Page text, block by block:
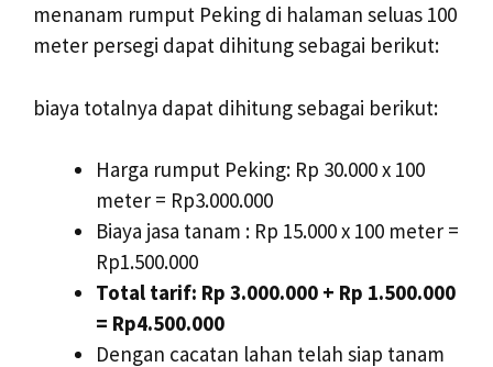
menanam rumput Peking di halaman seluas 100
meter persegi dapat dihitung sebagai berikut:
biaya totalnya dapat dihitung sebagai berikut:
Harga rumput Peking: Rp 30.000 x 100
meter = Rp3.000.000
Biaya jasa tanam : Rp 15.000 x 100 meter =
Rp1.500.000
Total tarif: Rp 3.000.000 + Rp 1.500.000
= Rp4.500.000
Dengan cacatan lahan telah siap tanam